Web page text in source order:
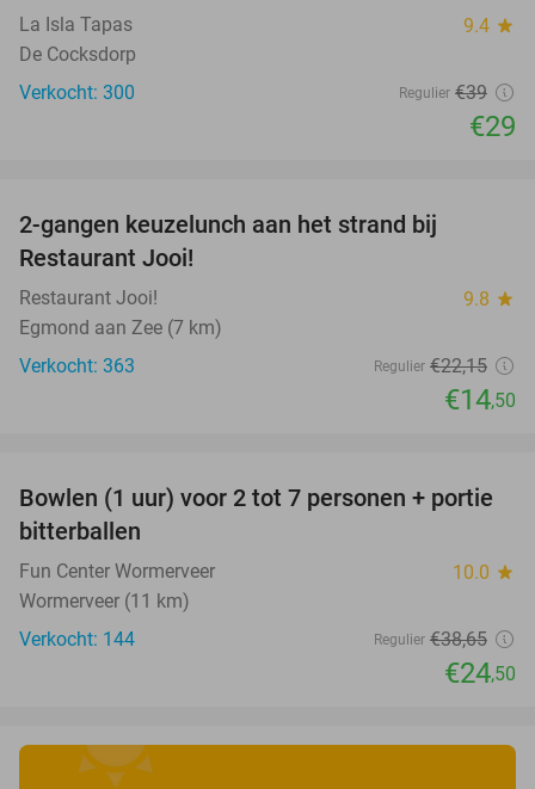
La Isla Tapas 9.4 star
De Cocksdorp
Verkocht: 300
Regulier €39
€29
2-gangen keuzelunch aan het strand bij
Restaurant Jooi!
Restaurant Jooi! 9.8 star
Egmond aan Zee (7 km)
Verkocht: 363
Regulier €22,15
€14,50
37%
Bowlen (1 uur) voor 2 tot 7 personen + portie
bitterballen
Fun Center Wormerveer 10.0 star
Wormerveer (11 km)
Verkocht: 144
Regulier €38,65
€24,50